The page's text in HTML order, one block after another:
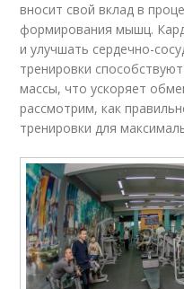
вносит свой вклад в
формирования мышц.
и улучшать сердечно-
тренировки
массы, что ускоряет
рассмотрим, как
тренировки для